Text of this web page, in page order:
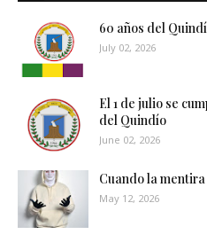
60 años del
July 02, 2026
El 1 de julio se
del Quindío
June 02, 2026
Cuando la
May 12, 2026